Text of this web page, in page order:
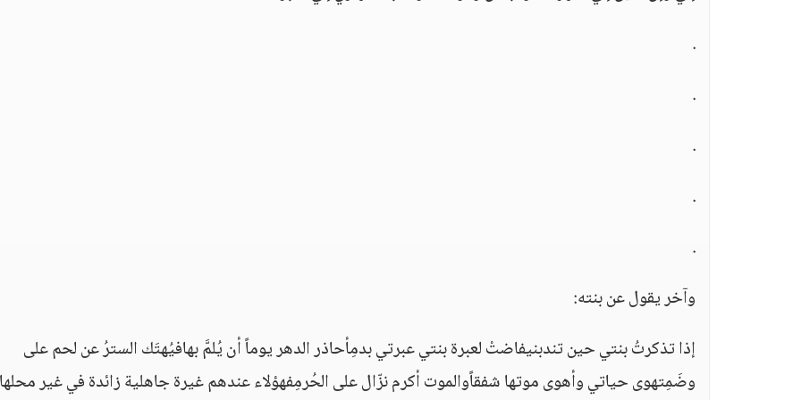
.
.
.
.
.
وآخر يقول عن بنته:
إذا تذكرتُ بنتي حين تندبنيفاضتْ لعبرة بنتي عبرتي بدمِأحاذر الدهر يوماً أن يُلمَّ بهافيُهتَك السترُ عن لحم على
وضَمِتهوى حياتي وأهوى موتها شفقاًوالموت أكرم نزّال على الحُرمِفهؤلاء عندهم غيرة جاهلية زائدة في غير